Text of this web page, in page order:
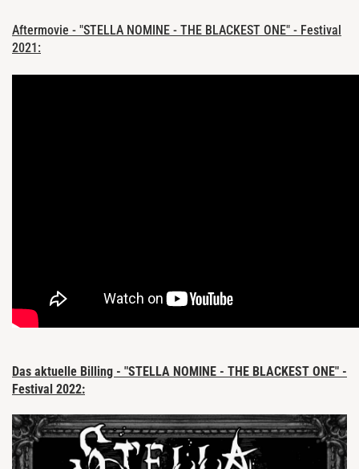
Aftermovie - "STELLA NOMINE - THE BLACKEST ONE" - Festival
2021:
Das aktuelle Billing - "STELLA NOMINE - THE BLACKEST ONE" -
Festival 2022: